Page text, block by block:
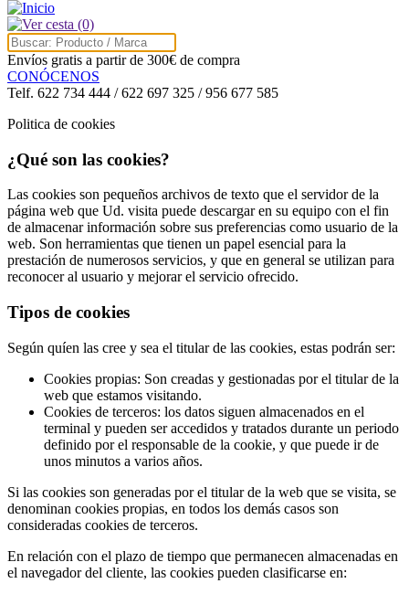
(0)
Envíos gratis a partir de 300€ de compra
CONÓCENOS
Telf. 622 734 444 / 622 697 325 / 956 677 585
Politica de cookies
¿Qué son las cookies?
Las cookies son pequeños archivos de texto que el servidor de la
página web que Ud. visita puede descargar en su equipo con el fin
de almacenar información sobre sus preferencias como usuario de la
web. Son herramientas que tienen un papel esencial para la
prestación de numerosos servicios, y que en general se utilizan para
reconocer al usuario y mejorar el servicio ofrecido.
Tipos de cookies
Según quíen las cree y sea el titular de las cookies, estas podrán ser:
Cookies propias: Son creadas y gestionadas por el titular de la
web que estamos visitando.
Cookies de terceros: los datos siguen almacenados en el
terminal y pueden ser accedidos y tratados durante un periodo
definido por el responsable de la cookie, y que puede ir de
unos minutos a varios años.
Si las cookies son generadas por el titular de la web que se visita, se
denominan cookies propias, en todos los demás casos son
consideradas cookies de terceros.
En relación con el plazo de tiempo que permanecen almacenadas en
el navegador del cliente, las cookies pueden clasificarse en: